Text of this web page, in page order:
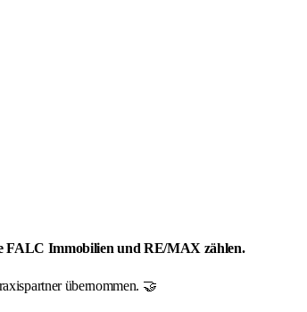
FALC Immobilien und RE/MAX zählen.
übernommen. 🤝